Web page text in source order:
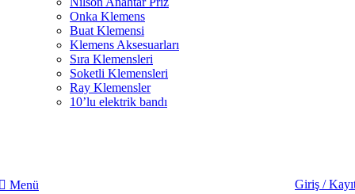
Onka Klemens
Buat Klemensi
Klemens Aksesuarları
Sıra Klemensleri
Soketli Klemensleri
Ray Klemensler
10’lu elektrik bandı
Menü Giriş /